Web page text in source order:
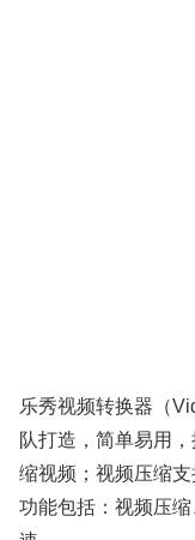
乐秀视频转换器（
队打造，简单易用
缩视频；视频压缩
功能包括：视频压